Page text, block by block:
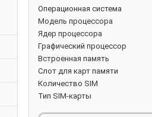
Операционная система
Модель процессора
Ядер процессора
Графический процессор
Встроенная память
Слот для карт памяти
Количество SIM
Тип SIM-карты